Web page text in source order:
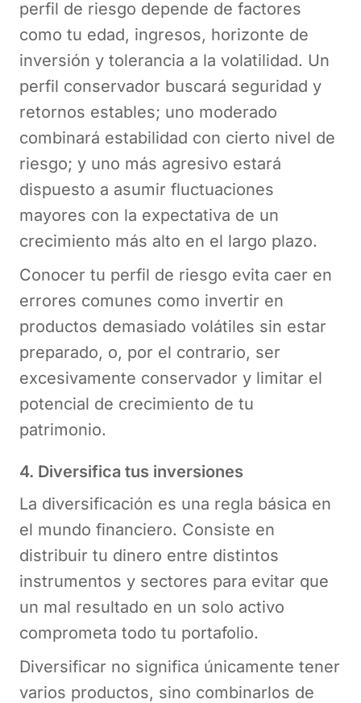
perfil de riesgo depende de factores
como tu edad, ingresos, horizonte de
inversión y tolerancia a la volatilidad. Un
perfil conservador buscará seguridad y
retornos estables; uno moderado
combinará estabilidad con cierto nivel de
riesgo; y uno más agresivo estará
dispuesto a asumir fluctuaciones
mayores con la expectativa de un
crecimiento más alto en el largo plazo.
Conocer tu perfil de riesgo evita caer en
errores comunes como invertir en
productos demasiado volátiles sin estar
preparado, o, por el contrario, ser
excesivamente conservador y limitar el
potencial de crecimiento de tu
patrimonio.
4. Diversifica tus inversiones
La diversificación es una regla básica en
el mundo financiero. Consiste en
distribuir tu dinero entre distintos
instrumentos y sectores para evitar que
un mal resultado en un solo activo
comprometa todo tu portafolio.
Diversificar no significa únicamente tener
varios productos, sino combinarlos de